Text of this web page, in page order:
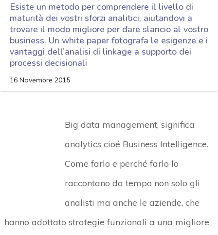
Esiste un metodo per comprendere il livello di
maturità dei vostri sforzi analitici, aiutandovi a
trovare il modo migliore per dare slancio al vostro
business. Un white paper fotografa le esigenze e i
vantaggi dell’analisi di linkage a supporto dei
processi decisionali
16 Novembre 2015
Big data management, significa
analytics cioé Business Intelligence.
Come farlo e perché farlo lo
raccontano da tempo non solo gli
analisti ma anche le aziende, che
hanno adottato strategie funzionali a una migliore